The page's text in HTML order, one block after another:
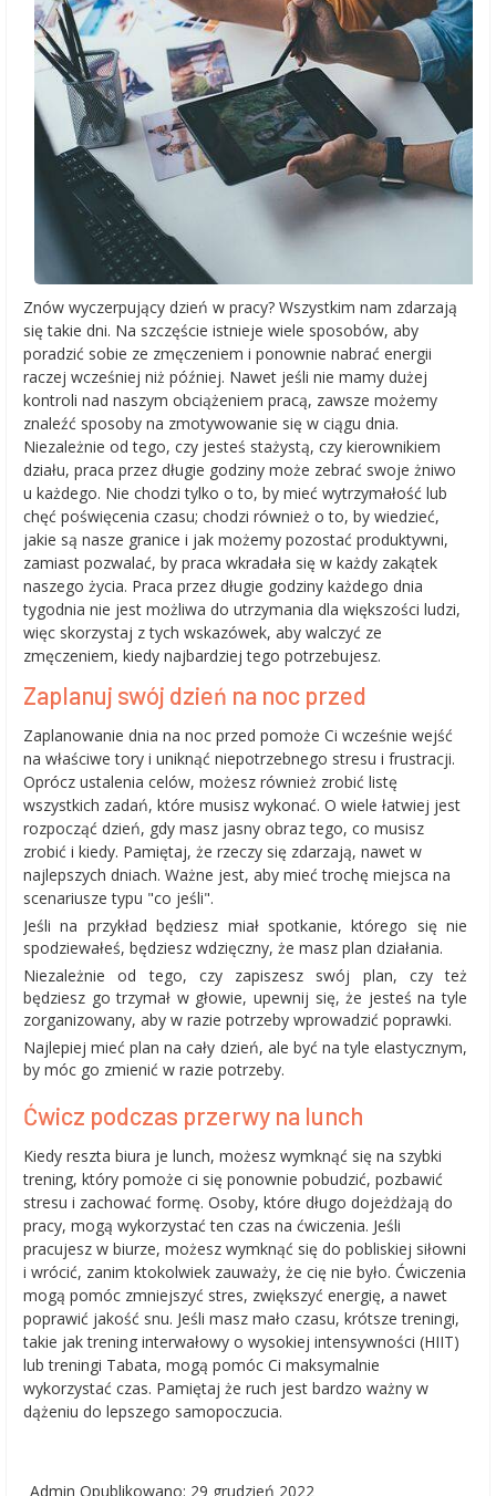
Znów wyczerpujący dzień w pracy? Wszystkim nam zdarzają
się takie dni. Na szczęście istnieje wiele sposobów, aby
poradzić sobie ze zmęczeniem i ponownie nabrać energii
raczej wcześniej niż później. Nawet jeśli nie mamy dużej
kontroli nad naszym obciążeniem pracą, zawsze możemy
znaleźć sposoby na zmotywowanie się w ciągu dnia.
Niezależnie od tego, czy jesteś stażystą, czy kierownikiem
działu, praca przez długie godziny może zebrać swoje żniwo
u każdego. Nie chodzi tylko o to, by mieć wytrzymałość lub
chęć poświęcenia czasu; chodzi również o to, by wiedzieć,
jakie są nasze granice i jak możemy pozostać produktywni,
zamiast pozwalać, by praca wkradała się w każdy zakątek
naszego życia. Praca przez długie godziny każdego dnia
tygodnia nie jest możliwa do utrzymania dla większości ludzi,
więc skorzystaj z tych wskazówek, aby walczyć ze
zmęczeniem, kiedy najbardziej tego potrzebujesz.
Zaplanuj swój dzień na noc przed
Zaplanowanie dnia na noc przed pomoże Ci wcześnie wejść
na właściwe tory i uniknąć niepotrzebnego stresu i frustracji.
Oprócz ustalenia celów, możesz również zrobić listę
wszystkich zadań, które musisz wykonać. O wiele łatwiej jest
rozpocząć dzień, gdy masz jasny obraz tego, co musisz
zrobić i kiedy. Pamiętaj, że rzeczy się zdarzają, nawet w
najlepszych dniach. Ważne jest, aby mieć trochę miejsca na
scenariusze typu "co jeśli".
Jeśli na przykład będziesz miał spotkanie, którego się nie
spodziewałeś, będziesz wdzięczny, że masz plan działania.
Niezależnie od tego, czy zapiszesz swój plan, czy też
będziesz go trzymał w głowie, upewnij się, że jesteś na tyle
zorganizowany, aby w razie potrzeby wprowadzić poprawki.
Najlepiej mieć plan na cały dzień, ale być na tyle elastycznym,
by móc go zmienić w razie potrzeby.
Ćwicz podczas przerwy na lunch
Kiedy reszta biura je lunch, możesz wymknąć się na szybki
trening, który pomoże ci się ponownie pobudzić, pozbawić
stresu i zachować formę. Osoby, które długo dojeżdżają do
pracy, mogą wykorzystać ten czas na ćwiczenia. Jeśli
pracujesz w biurze, możesz wymknąć się do pobliskiej siłowni
i wrócić, zanim ktokolwiek zauważy, że cię nie było. Ćwiczenia
mogą pomóc zmniejszyć stres, zwiększyć energię, a nawet
poprawić jakość snu. Jeśli masz mało czasu, krótsze treningi,
takie jak trening interwałowy o wysokiej intensywności (HIIT)
lub treningi Tabata, mogą pomóc Ci maksymalnie
wykorzystać czas. Pamiętaj że ruch jest bardzo ważny w
dążeniu do lepszego samopoczucia.
Admin Opublikowano: 29 grudzień 2022